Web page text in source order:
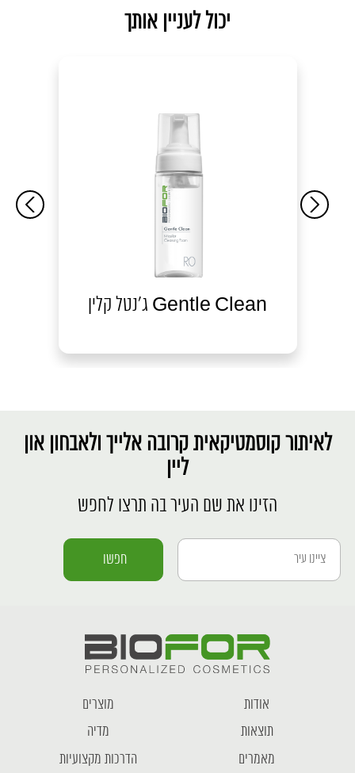
יכול לעניין אותך
ג'נטל קלין Gentle Clean
לאיתור קוסמטיקאית קרובה אלייך ולאבחון און
ליין
הזינו את שם העיר בה תרצו לחפש
אודות
מוצרים
תוצאות
מדיה
מאמרים
הדרכות מקצועיות